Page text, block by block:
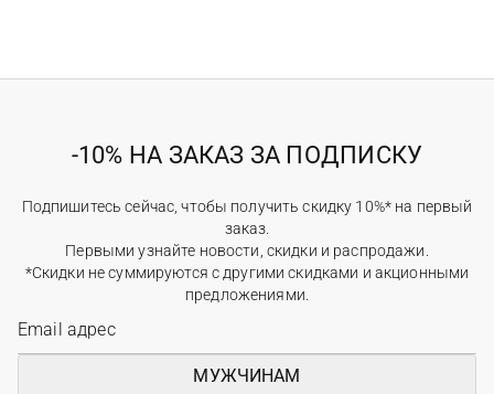
-10% НА ЗАКАЗ ЗА ПОДПИСКУ
Подпишитесь сейчас, чтобы получить скидку 10%* на первый
заказ.
Первыми узнайте новости, скидки и распродажи.
*Скидки не суммируются с другими скидками и акционными
предложениями.
МУЖЧИНАМ